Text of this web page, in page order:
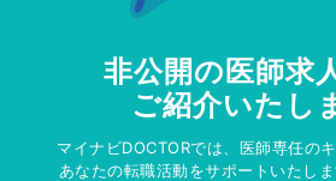
非公開の医師求
ご紹介いたし
マイナビDOCTORでは、医師専任の
あなたの転職活動をサポートいたし